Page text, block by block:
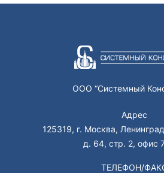
ООО “Системный
Адрес
125319, г. Москва,
д. 64, стр. 2, офис
ТЕЛЕФОН/